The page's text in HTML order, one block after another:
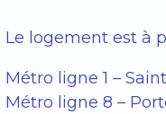
Le logement est à
Métro ligne 1 –
Métro ligne 8 –